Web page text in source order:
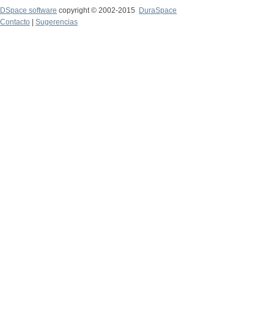
DSpace software copyright © 2002-2015
DuraSpace
Contacto
Sugerencias